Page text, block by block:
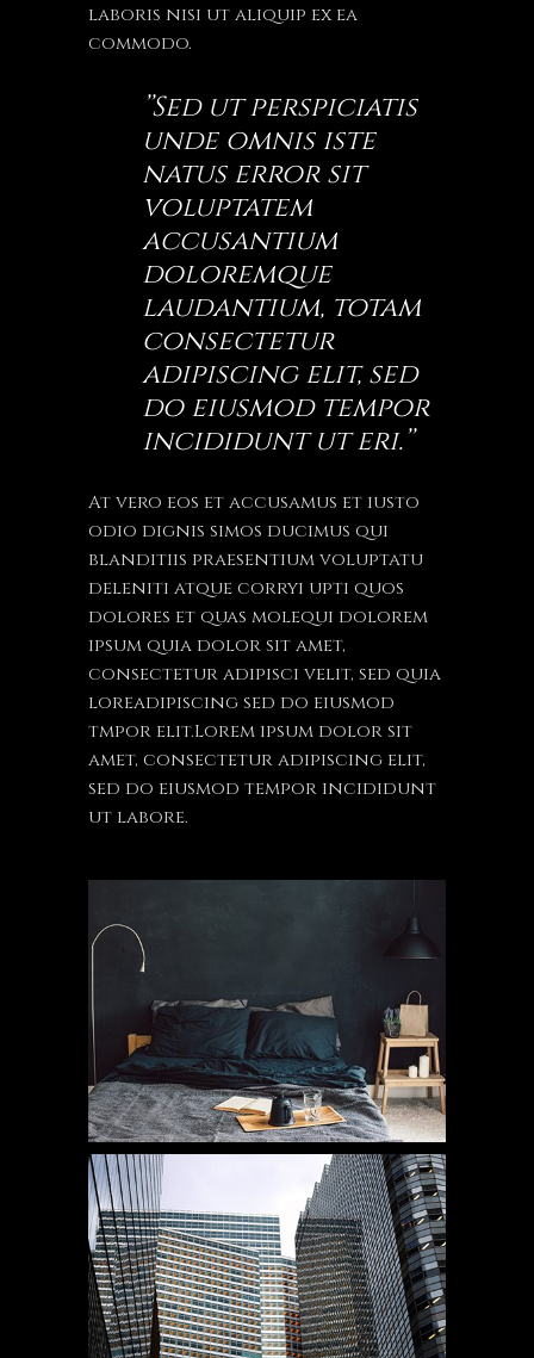
laboris nisi ut aliquip ex ea
commodo.
’’Sed ut perspiciatis
unde omnis iste
natus error sit
voluptatem
accusantium
doloremque
laudantium, totam
consectetur
adipiscing elit, sed
do eiusmod tempor
incididunt ut eri.’’
At vero eos et accusamus et iusto
odio dignis simos ducimus qui
blanditiis praesentium voluptatu
deleniti atque corryi upti quos
dolores et quas molequi dolorem
ipsum quia dolor sit amet,
consectetur adipisci velit, sed quia
loreadipiscing sed do eiusmod
tmpor elit.Lorem ipsum dolor sit
amet, consectetur adipiscing elit,
sed do eiusmod tempor incididunt
ut labore.